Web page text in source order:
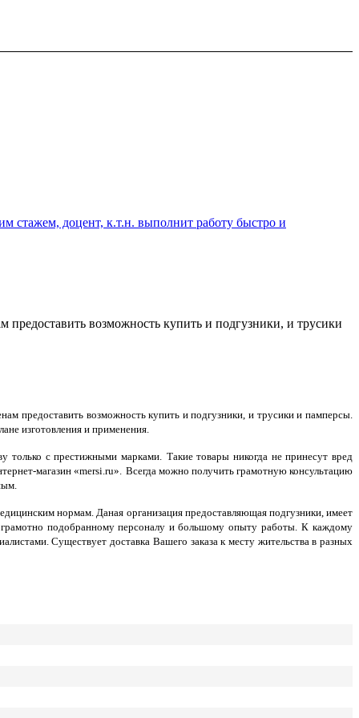
стажем, доцент, к.т.н. выполнит работу быстро и
возможность купить и подгузники, и трусики
предоставить возможность купить и подгузники, и трусики и памперсы.
изготовления и применения.
только с престижными марками. Такие товары никогда не принесут вред
магазин «mersi.ru». Всегда можно получить грамотную консультацию
нормам. Даная организация предоставляющая подгузники, имеет
подобранному персоналу и большому опыту работы. К каждому
Существует доставка Вашего заказа к месту жительства в разных